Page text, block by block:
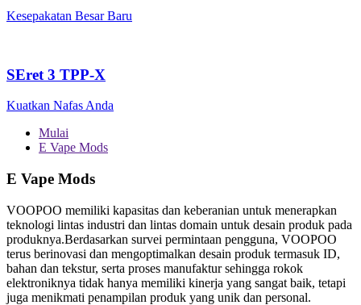
Kesepakatan Besar Baru
SEret 3 TPP-X
Kuatkan Nafas Anda
Mulai
E Vape Mods
E Vape Mods
VOOPOO memiliki kapasitas dan keberanian untuk menerapkan
teknologi lintas industri dan lintas domain untuk desain produk pada
produknya.Berdasarkan survei permintaan pengguna, VOOPOO
terus berinovasi dan mengoptimalkan desain produk termasuk ID,
bahan dan tekstur, serta proses manufaktur sehingga rokok
elektroniknya tidak hanya memiliki kinerja yang sangat baik, tetapi
juga menikmati penampilan produk yang unik dan personal.